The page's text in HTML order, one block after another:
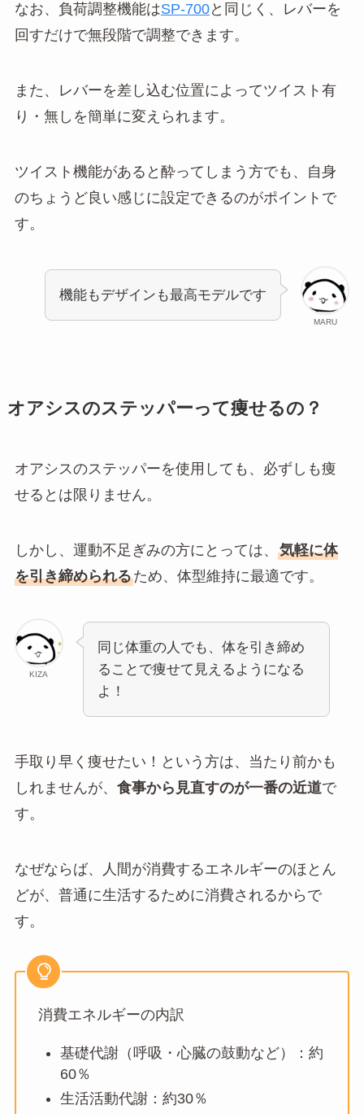
なお、負荷調整機能はSP-700と同じく、レバーを
回すだけで無段階で調整できます。
また、レバーを差し込む位置によってツイスト有
り・無しを簡単に変えられます。
ツイスト機能があると酔ってしまう方でも、自身
のちょうど良い感じに設定できるのがポイントで
す。
MARU
機能もデザインも最高モデルです
オアシスのステッパーって痩せるの？
オアシスのステッパーを使用しても、必ずしも痩
せるとは限りません。
しかし、運動不足ぎみの方にとっては、 気軽に体
を引き締められるため、体型維持に最適です。
KIZA
同じ体重の人でも、体を引き締め
ることで痩せて見えるようになる
よ！
手取り早く痩せたい！という方は、当たり前かも
しれませんが、 食事から見直すのが一番の近道で
す。
なぜならば、人間が消費するエネルギーのほとん
どが、普通に生活するために消費されるからで
す。
消費エネルギーの内訳
基礎代謝（呼吸・心臓の鼓動など）：約
60％
生活活動代謝：約30％